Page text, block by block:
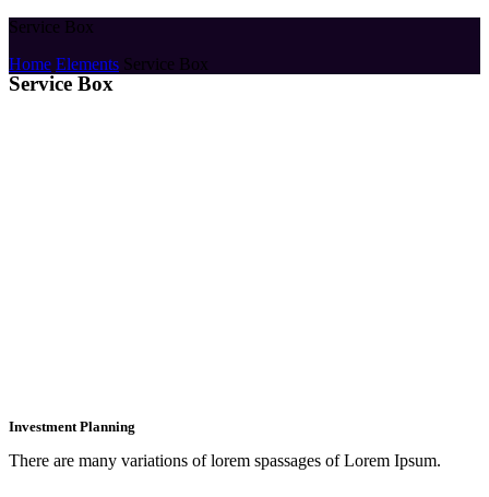
Service Box
Home Elements Service Box
Service Box
Investment Planning
There are many variations of lorem spassages of Lorem Ipsum.